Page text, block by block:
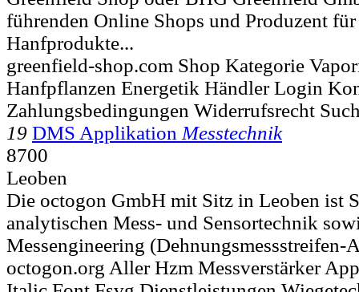
führenden Online Shops und Produzent
Hanfprodukte...
greenfield-shop.com Shop Kategorie
Hanfpflanzen Energetik Händler Login
Zahlungsbedingungen Widerrufsrecht
19 DMS Applikation Messtechnik
8700
Leoben
Die octogon GmbH mit Sitz in Leoben ist
analytischen Mess- und Sensortechnik
Messengineering
octogon.org Aller Hzm Messverstärker